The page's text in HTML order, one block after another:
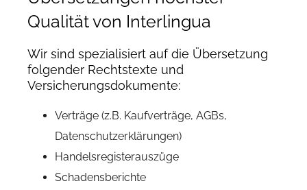
Qualität von Interlingua
Wir sind spezialisiert auf die Übersetzung
folgender Rechtstexte und
Versicherungsdokumente:
Verträge (z.B. Kaufverträge, AGBs,
Datenschutzerklärungen)
Handelsregisterauszüge
Schadensberichte